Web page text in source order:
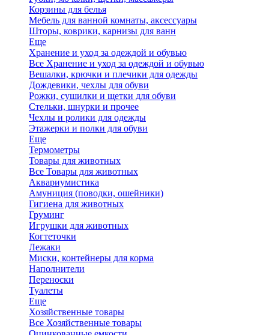
Корзины для белья
Мебель для ванной комнаты, аксессуары
Шторы, коврики, карнизы для ванн
Еще
Хранение и уход за одеждой и обувью
Все Хранение и уход за одеждой и обувью
Вешалки, крючки и плечики для одежды
Дождевики, чехлы для обуви
Рожки, сушилки и щетки для обуви
Стельки, шнурки и прочее
Чехлы и ролики для одежды
Этажерки и полки для обуви
Еще
Термометры
Товары для животных
Все Товары для животных
Аквариумистика
Амуниция (поводки, ошейники)
Гигиена для животных
Груминг
Игрушки для животных
Когтеточки
Лежаки
Миски, контейнеры для корма
Наполнители
Переноски
Туалеты
Еще
Хозяйственные товары
Все Хозяйственные товары